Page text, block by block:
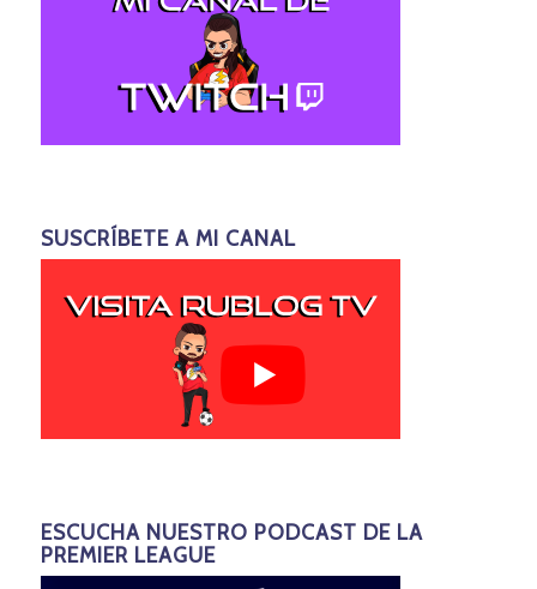
SUSCRÍBETE A MI CANAL
ESCUCHA NUESTRO PODCAST DE LA
PREMIER LEAGUE